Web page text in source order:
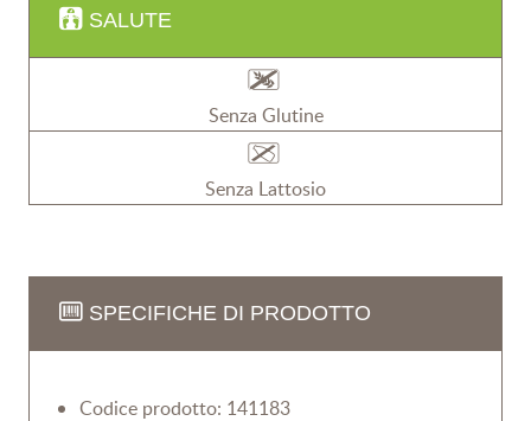
SALUTE
Senza Glutine
Senza Lattosio
SPECIFICHE DI PRODOTTO
Codice prodotto: 141183